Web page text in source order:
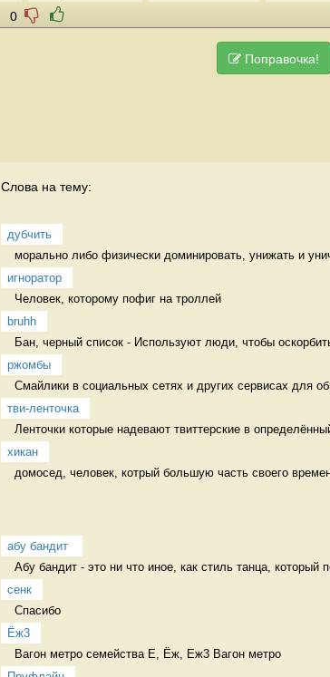
0
Поправочка!
Слова на тему:
дубчить
морально либо физически доминировать, унижать и
игноратор
Человек, которому пофиг на троллей
bruhh
Бан, черный список - Используют люди, чтобы
ржомбы
Смайлики в социальных сетях и других сервисах для
тви-ленточка
Ленточки которые надевают твиттерские в
хикан
домосед, человек, котрый большую часть своего
абу бандит
Абу бандит - это ни что иное, как стиль танца, который
сенк
Спасибо
Ёж3
Вагон метро семейства Е, Ёж, Еж3 Вагон метро